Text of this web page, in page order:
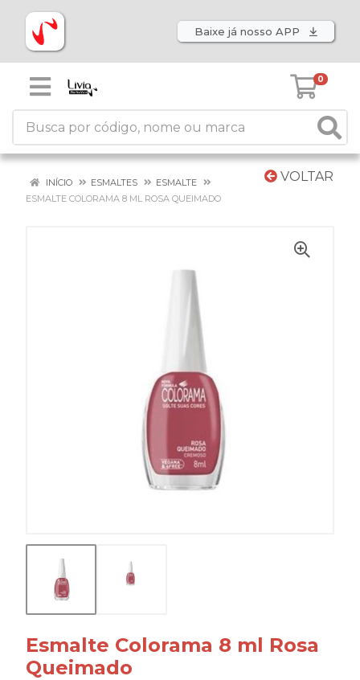
Baixe já nosso APP
0
VOLTAR
INÍCIO ESMALTES
ESMALTE
ESMALTE COLORAMA 8 ML ROSA QUEIMADO
Esmalte Colorama 8 ml Rosa
Queimado